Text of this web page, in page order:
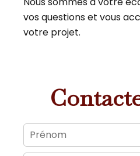
vos questions et vous
votre projet.